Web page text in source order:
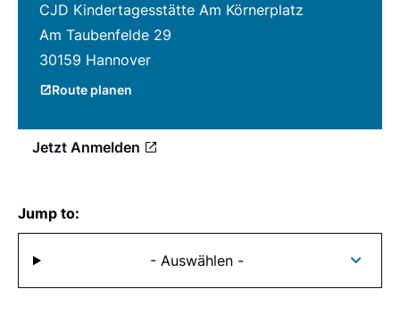
CJD Kindertagesstätte Am Körnerplatz
Am Taubenfelde 29
30159 Hannover
Route planen
Jetzt Anmelden
Jump to:
- Auswählen -